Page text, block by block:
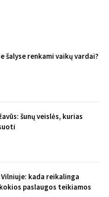
šalyse renkami vaikų vardai?
šunų veislės, kurias
kada reikalinga
paslaugos teikiamos